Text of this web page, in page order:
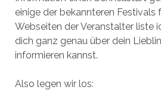
einige der bekannteren Festivals
Webseiten der Veranstalter liste
dich ganz genau über dein
informieren kannst.
Also legen wir los: